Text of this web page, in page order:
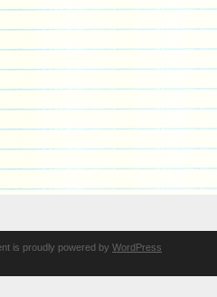
is proudly powered by WordPress